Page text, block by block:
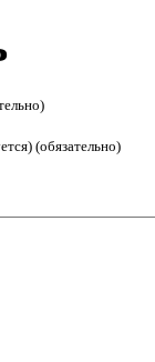
(обязательно)